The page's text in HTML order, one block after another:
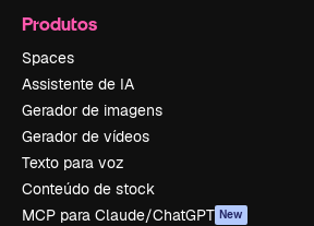
Produtos
Spaces
Assistente de IA
Gerador de imagens
Gerador de vídeos
Texto para voz
Conteúdo de stock
MCP para Claude/ChatGPT New